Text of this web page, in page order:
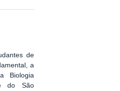
de
a
Biologia
do São